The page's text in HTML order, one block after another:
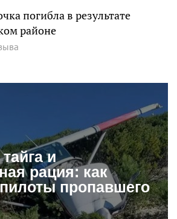
погибла в результате
районе
и
рация: как
пропавшего